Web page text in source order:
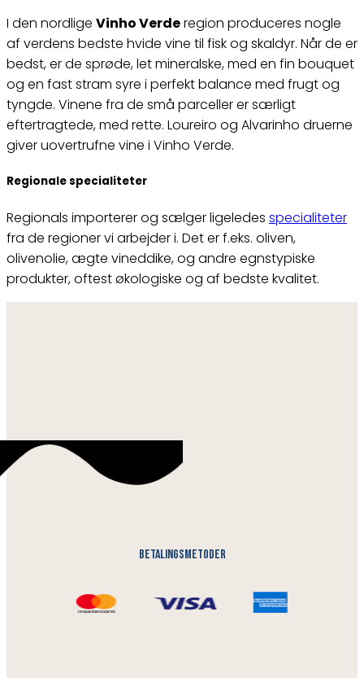
I den nordlige Vinho Verderegion produceres nogle
af verdens bedste hvide vine til fisk og skaldyr. Når de er
bedst, er de sprøde, let mineralske, med en fin bouquet
og en fast stram syre i perfekt balance med frugt og
tyngde. Vinene fra de små parceller er særligt
eftertragtede, med rette. Loureiro og Alvarinho druerne
giver uovertrufne vine i Vinho Verde.
Regionale specialiteter
Regionals importerer og sælger ligeledes specialiteter
fra de regioner vi arbejder i. Det er f.eks. oliven,
olivenolie, ægte vineddike, og andre egnstypiske
produkter, oftest økologiske og af bedste kvalitet.
Betalingsmetoder